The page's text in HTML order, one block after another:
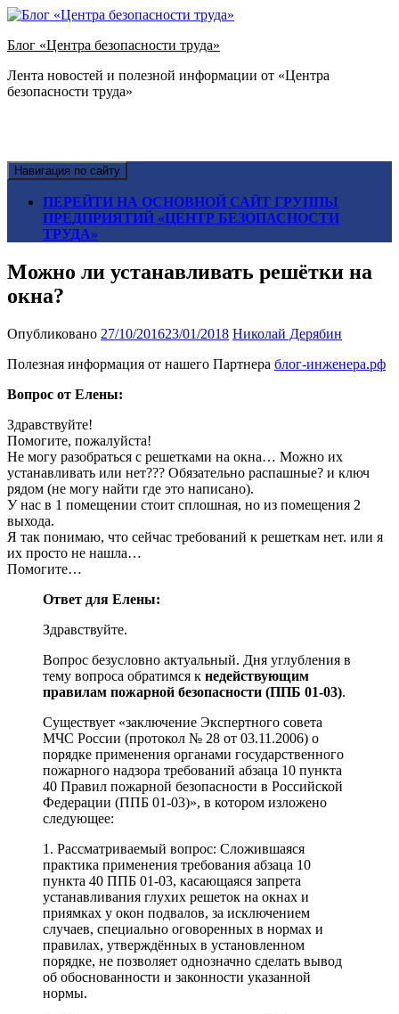
Блог «Центра безопасности труда»
Лента новостей и полезной информации от «Центра
безопасности труда»
Навигация по сайту
ПЕРЕЙТИ НА ОСНОВНОЙ САЙТ ГРУППЫ
ПРЕДПРИЯТИЙ «ЦЕНТР БЕЗОПАСНОСТИ
ТРУДА»
Можно ли устанавливать решётки на
окна?
Опубликовано 27/10/201623/01/2018 Николай Дерябин
Полезная информация от нашего Партнера блог-инженера.рф
Вопрос от Елены:
Здравствуйте!
Помогите, пожалуйста!
Не могу разобраться с решетками на окна… Можно их
устанавливать или нет??? Обязательно распашные? и ключ
рядом (не могу найти где это написано).
У нас в 1 помещении стоит сплошная, но из помещения 2
выхода.
Я так понимаю, что сейчас требований к решеткам нет. или я
их просто не нашла…
Помогите…
Ответ для Елены:
Здравствуйте.
Вопрос безусловно актуальный. Дня углубления в
тему вопроса обратимся к недействующим
правилам пожарной безопасности (ППБ 01-03).
Существует «заключение Экспертного совета
МЧС России (протокол № 28 от 03.11.2006) о
порядке применения органами государственного
пожарного надзора требований абзаца 10 пункта
40 Правил пожарной безопасности в Российской
Федерации (ППБ 01-03)», в котором изложено
следующее:
1. Рассматриваемый вопрос: Сложившаяся
практика применения требования абзаца 10
пункта 40 ППБ 01-03, касающаяся запрета
устанавливания глухих решеток на окнах и
приямках у окон подвалов, за исключением
случаев, специально оговоренных в нормах и
правилах, утверждённых в установленном
порядке, не позволяет однозначно сделать вывод
об обоснованности и законности указанной
нормы.